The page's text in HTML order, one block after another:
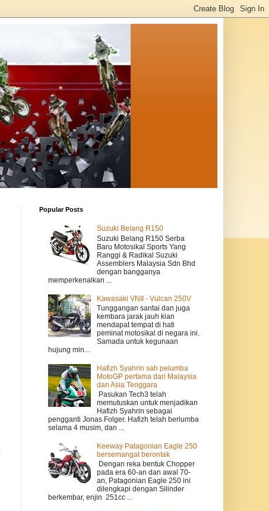
Popular Posts
Suzuki Belang R150
Suzuki Belang R150 Serba
Baru Motosikal Sports Yang
Ranggi & Radikal Suzuki
Assemblers Malaysia Sdn Bhd
dengan bangganya
memperkenalkan ...
Kawasaki VNII - Vulcan 250V
Tunggangan santai dan juga
kembara jarak jauh kian
mendapat tempat di hati
peminat motosikal di negara ini.
Samada untuk kegunaan
hujung min...
Hafizh Syahrin sah pelumba
MotoGP pertama dari Malaysia
dan Asia Tenggara
Pasukan Tech3 telah
memutuskan untuk menjadikan
Hafizh Syahrin sebagai
pengganti Jonas Folger. Hafizh telah berlumba
selama 4 musim, dan ...
Keeway Patagonian Eagle 250
bersemangat berontak
Dengan reka bentuk Chopper
pada era 60-an dan awal 70-
an, Patagonian Eagle 250 ini
dilengkapi dengan Silinder
berkembar, enjin 251cc ...